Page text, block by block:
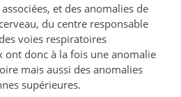
et des anomalies de
du centre responsable
voies respiratoires
ont donc à la fois une anomalie
mais aussi des anomalies
supérieures.